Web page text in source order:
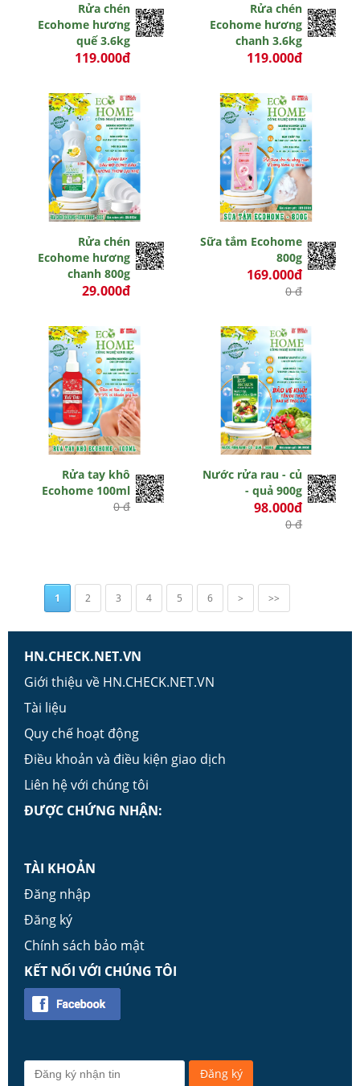
Rửa chén
Ecohome hương
quế 3.6kg
119.000đ
Rửa chén
Ecohome hương
chanh 3.6kg
119.000đ
Rửa chén
Ecohome hương
chanh 800g
29.000đ
Sữa tắm Ecohome
800g
169.000đ
0 đ
Rửa tay khô
Ecohome 100ml
0 đ
Nước rửa rau - củ
- quả 900g
98.000đ
0 đ
1 2 3 4 5 6 > >>
HN.CHECK.NET.VN
Giới thiệu về HN.CHECK.NET.VN
Tài liệu
Quy chế hoạt động
Điều khoản và điều kiện giao dịch
Liên hệ với chúng tôi
ĐƯỢC CHỨNG NHẬN:
TÀI KHOẢN
Đăng nhập
Đăng ký
Chính sách bảo mật
KẾT NỐI VỚI CHÚNG TÔI